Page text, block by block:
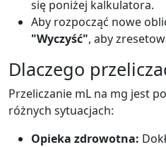
się poniżej kalkulatora.
Aby rozpocząć nowe
"Wyczyść", aby
Dlaczego
Przeliczanie mL na mg jest
różnych sytuacjach:
Opieka zdrowotna: